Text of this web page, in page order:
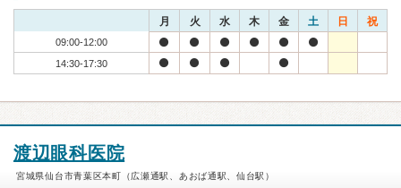
月 火 水 木 金 土 日 祝
09:00-12:00
14:30-17:30
渡辺眼科医院
宮城県仙台市青葉区本町（広瀬通駅、あおば通駅、仙台駅）